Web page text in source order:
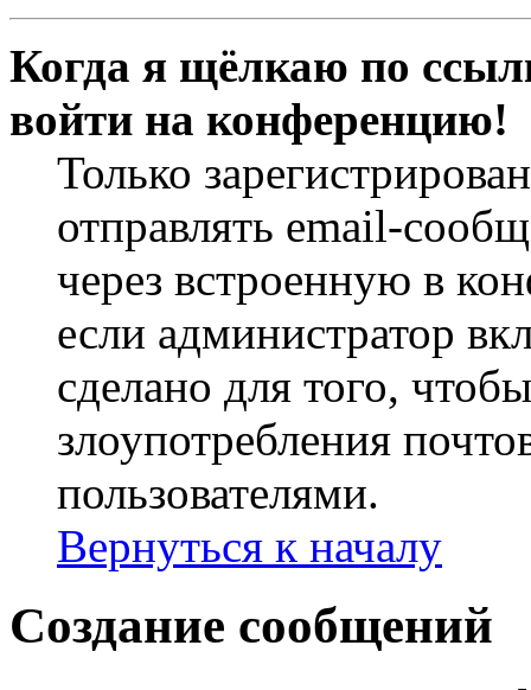
Когда я щёлкаю по
войти на конференцию!
Только
отправлять email-
через встроенную в
если администратор
сделано для того,
злоупотребления
пользователями.
Вернуться к началу
Создание сообщений